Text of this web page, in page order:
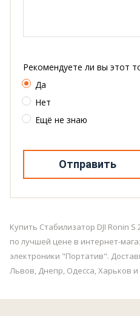
Рекомендуете ли вы этот
Да
Нет
Ещё не знаю
Отправить
Купить Стабилизатор DJI Ronin S
по лучшей цене в интернет-
электроники "Портатив".
Львов, Днепр, Одесса, Харьков и